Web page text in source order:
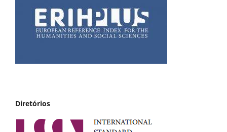
Diretórios